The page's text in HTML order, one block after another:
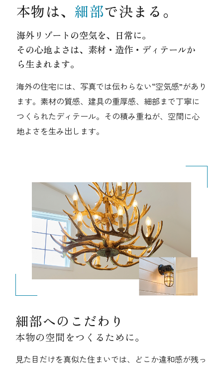
本物は、細部で決まる。
海外リゾートの空気を、日常に。
その心地よさは、素材・造作・ディテールか
ら生まれます。
海外の住宅には、写真では伝わらない“空気感”があり
ます。 素材の質感、建具の重厚感、細部まで丁寧に
つくられたディテール。その積み重ねが、空間に心
地よさを生み出します。
細部へのこだわり
本物の空間をつくるために。
見た目だけを真似た住まいでは、どこか違和感が残っ